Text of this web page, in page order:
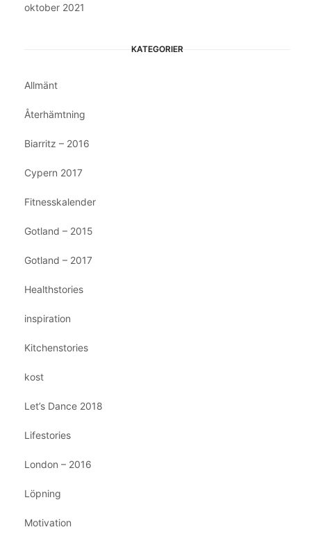
oktober 2021
KATEGORIER
Allmänt
Återhämtning
Biarritz – 2016
Cypern 2017
Fitnesskalender
Gotland – 2015
Gotland – 2017
Healthstories
inspiration
Kitchenstories
kost
Let’s Dance 2018
Lifestories
London – 2016
Löpning
Motivation